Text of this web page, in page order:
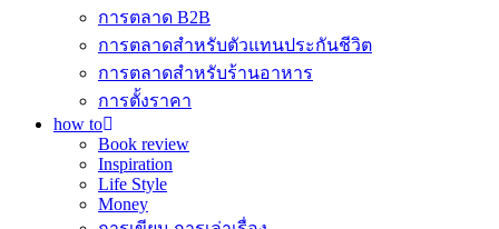
การตลาด B2B
การตลาดสำหรับตัวแทนประกันชีวิต
การตลาดสำหรับร้านอาหาร
การตั้งราคา
how to
Book review
Inspiration
Life Style
Money